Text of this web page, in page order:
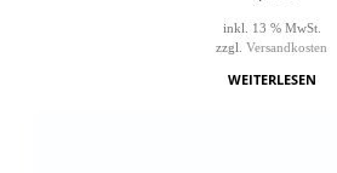
inkl. 13 % MwSt.
zzgl. Versandkosten
WEITERLESEN